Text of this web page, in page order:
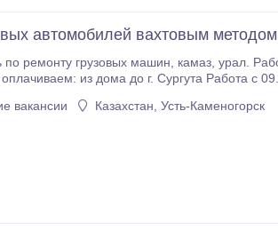
автомобилей вахтовым методом
урал. Работа вахтовым методом в г. Сургуте в боксе. Проживание
вакансии Казахстан, Усть-Каменогорск